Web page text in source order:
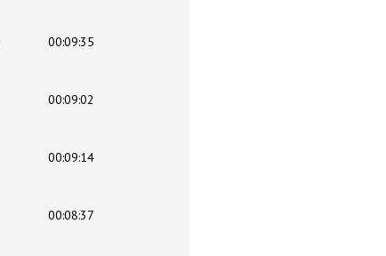
00:09:35
00:09:02
00:09:14
00:08:37